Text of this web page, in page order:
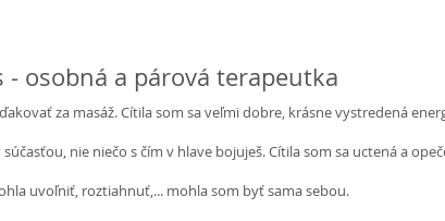
- osobná a párová terapeutka
za masáž. Cítila som sa veľmi dobre, krásne vystredená
nie niečo s čím v hlave bojuješ. Cítila som sa uctená a
uvoľniť, roztiahnuť,... mohla som byť sama sebou.